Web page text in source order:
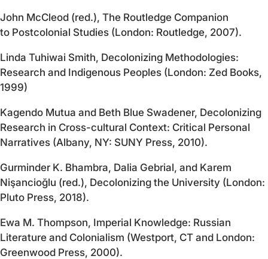
John McCleod (red.), The Routledge Companion
to Postcolonial Studies (London: Routledge, 2007).
Linda Tuhiwai Smith, Decolonizing Methodologies:
Research and Indigenous Peoples (London: Zed Books,
1999)
Kagendo Mutua and Beth Blue Swadener, Decolonizing
Research in Cross-cultural Context: Critical Personal
Narratives (Albany, NY: SUNY Press, 2010).
Gurminder K. Bhambra, Dalia Gebrial, and Karem
Nişancioğlu (red.), Decolonizing the University (London:
Pluto Press, 2018).
Ewa M. Thompson, Imperial Knowledge: Russian
Literature and Colonialism (Westport, CT and London:
Greenwood Press, 2000).